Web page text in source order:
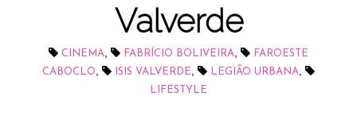
Valverde
CINEMA FABRÍCIO BOLIVEIRA
FAROESTE
CABOCLO
ISIS VALVERDE LEGIÃO URBANA
LIFESTYLE